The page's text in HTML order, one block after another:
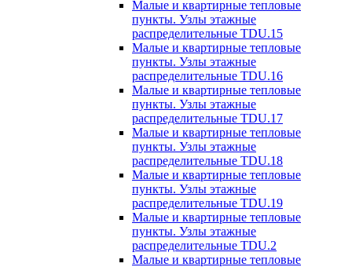
Малые и квартирные тепловые
пункты. Узлы этажные
распределительные TDU.15
Малые и квартирные тепловые
пункты. Узлы этажные
распределительные TDU.16
Малые и квартирные тепловые
пункты. Узлы этажные
распределительные TDU.17
Малые и квартирные тепловые
пункты. Узлы этажные
распределительные TDU.18
Малые и квартирные тепловые
пункты. Узлы этажные
распределительные TDU.19
Малые и квартирные тепловые
пункты. Узлы этажные
распределительные TDU.2
Малые и квартирные тепловые